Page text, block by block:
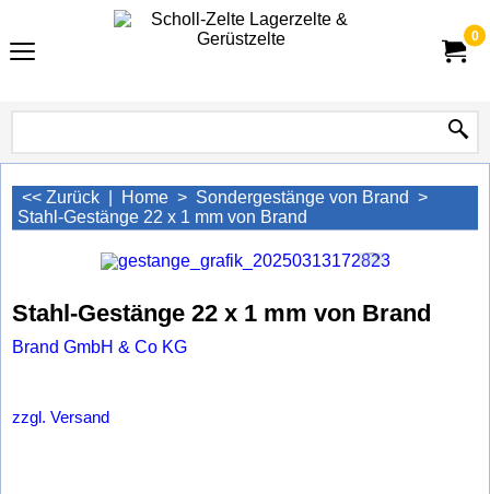
0
<< Zurück Home > Sondergestänge von Brand >
Stahl-Gestänge 22 x 1 mm von Brand
Stahl-Gestänge 22 x 1 mm von Brand
Brand GmbH & Co KG
zzgl. Versand